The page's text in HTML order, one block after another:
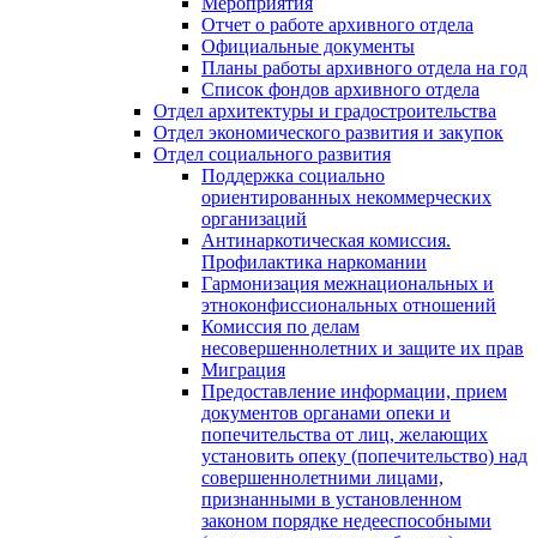
Отчет о работе архивного отдела
Официальные документы
Планы работы архивного отдела на год
Список фондов архивного отдела
Отдел архитектуры и градостроительства
Отдел экономического развития и закупок
Отдел социального развития
Поддержка социально
ориентированных некоммерческих
организаций
Антинаркотическая комиссия.
Профилактика наркомании
Гармонизация межнациональных и
этноконфиссиональных отношений
Комиссия по делам
несовершеннолетних и защите их прав
Миграция
Предоставление информации, прием
документов органами опеки и
попечительства от лиц, желающих
установить опеку (попечительство) над
совершеннолетними лицами,
признанными в установленном
законом порядке недееспособными